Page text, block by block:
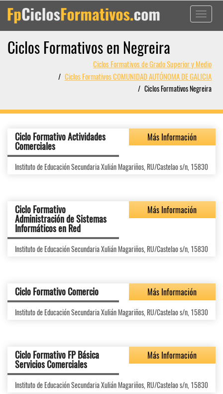
Toggle
Ciclos Formativos en Negreira
Ciclos Formativos de Grado Superior y Medio
Ciclos Formativos COMUNIDAD AUTÓNOMA DE GALICIA
Ciclos Formativos Negreira
Ciclo Formativo Actividades
Comerciales
Más Información
Instituto de Educación Secundaria Xulián Magariños, RU/Castelao s/n, 15830
Ciclo Formativo
Administración de Sistemas
Informáticos en Red
Más Información
Instituto de Educación Secundaria Xulián Magariños, RU/Castelao s/n, 15830
Ciclo Formativo Comercio Más Información
Instituto de Educación Secundaria Xulián Magariños, RU/Castelao s/n, 15830
Ciclo Formativo FP Básica
Servicios Comerciales
Más Información
Instituto de Educación Secundaria Xulián Magariños, RU/Castelao s/n, 15830